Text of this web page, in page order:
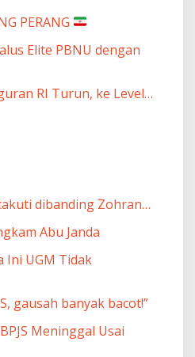
PERANG
Elite PBNU dengan
RI Turun, ke Level…
dibanding Zohran…
Abu Janda
Ini UGM Tidak
gausah banyak bacot!”
Meninggal Usai